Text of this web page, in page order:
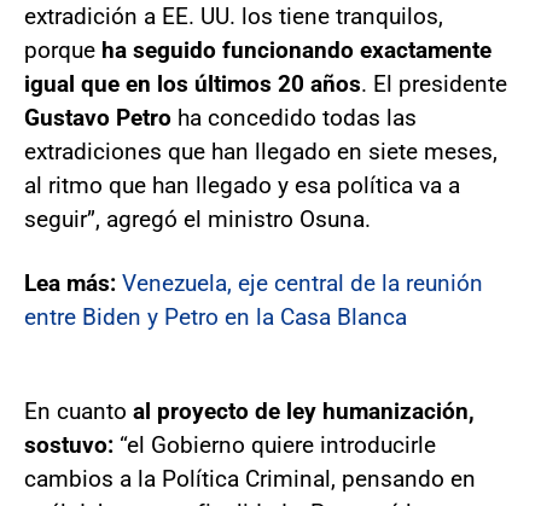
extradición a EE. UU. los tiene tranquilos,
porque ha seguido funcionando exactamente
igual que en los últimos 20 años. El presidente
Gustavo Petro ha concedido todas las
extradiciones que han llegado en siete meses,
al ritmo que han llegado y esa política va a
seguir”, agregó el ministro Osuna.
Lea más: Venezuela, eje central de la reunión
entre Biden y Petro en la Casa Blanca
En cuanto al proyecto de ley humanización,
sostuvo: “el Gobierno quiere introducirle
cambios a la Política Criminal, pensando en